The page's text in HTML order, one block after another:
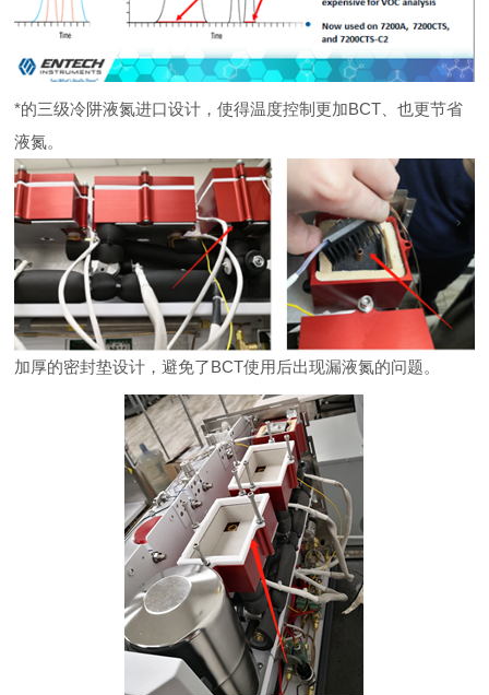
*的三级冷阱液氮进口设计，使得温度控制更加BCT、也更节省
液氮。
加厚的密封垫设计，避免了BCT使用后出现漏液氮的问题。